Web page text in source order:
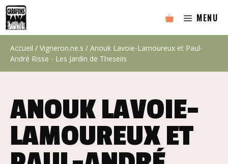
Aller
au
contenu
MENU
Accueil / Vigneron.ne.s / Anouk Lavoie-Lamoureux et Paul-
André Risse - Les Jardin de Theseiis
ANOUK LAVOIE-
LAMOUREUX ET